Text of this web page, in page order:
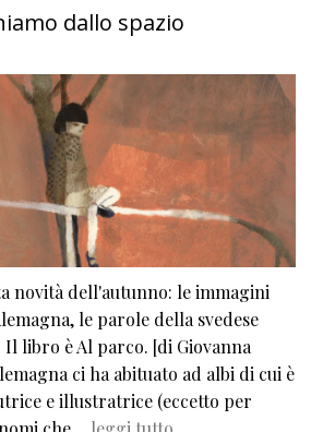
dallo spazio
novità dell'autunno: le immagini
le parole della svedese
libro è Al parco. [di Giovanna
ci ha abituato ad albi di cui è
e illustratrice (eccetto per